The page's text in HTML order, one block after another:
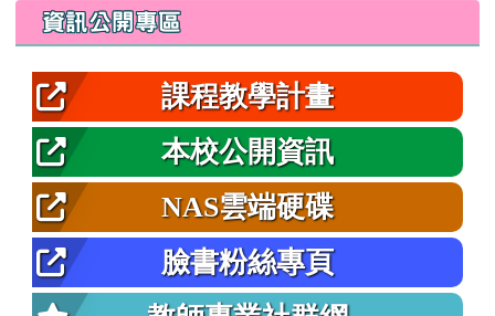
左邊區域內容
資訊公開專區
課程教學計畫
本校公開資訊
NAS雲端硬碟
臉書粉絲專頁